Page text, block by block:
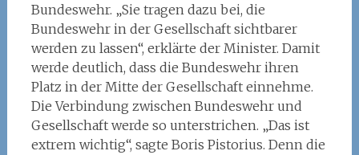
Bundeswehr. „Sie tragen dazu bei, die
Bundeswehr in der Gesellschaft sichtbarer
werden zu lassen“, erklärte der Minister. Damit
werde deutlich, dass die Bundeswehr ihren
Platz in der Mitte der Gesellschaft einnehme.
Die Verbindung zwischen Bundeswehr und
Gesellschaft werde so unterstrichen. „Das ist
extrem wichtig“, sagte Boris Pistorius. Denn die